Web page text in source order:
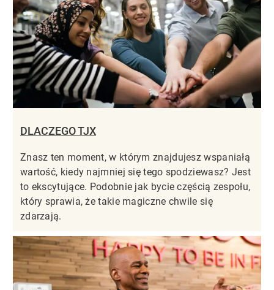
DLACZEGO TJX
Znasz ten moment, w którym znajdujesz wspaniałą
wartość, kiedy najmniej się tego spodziewasz? Jest
to ekscytujące. Podobnie jak bycie częścią zespołu,
który sprawia, że takie magiczne chwile się
zdarzają.